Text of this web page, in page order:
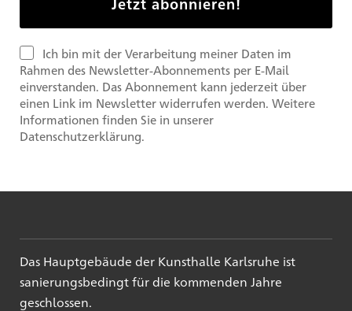
Ich bin mit der Verarbeitung meiner Daten im
Rahmen des Newsletter-Abonnements per E-Mail
einverstanden. Das Abonnement kann jederzeit über
einen Link im Newsletter widerrufen werden. Weitere
Informationen finden Sie in unserer
Datenschutzerklärung.
Das Hauptgebäude der Kunsthalle Karlsruhe ist
sanierungsbedingt für die kommenden Jahre
geschlossen.